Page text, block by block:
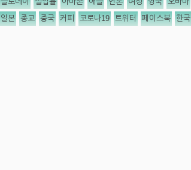
일본 종교 중국 커피 코로나19 트위터 페이스북 한국